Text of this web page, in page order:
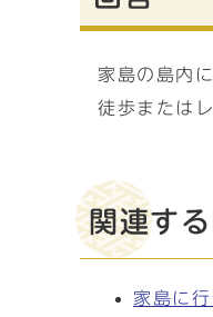
家島の島内
徒歩または
関連す
家島に